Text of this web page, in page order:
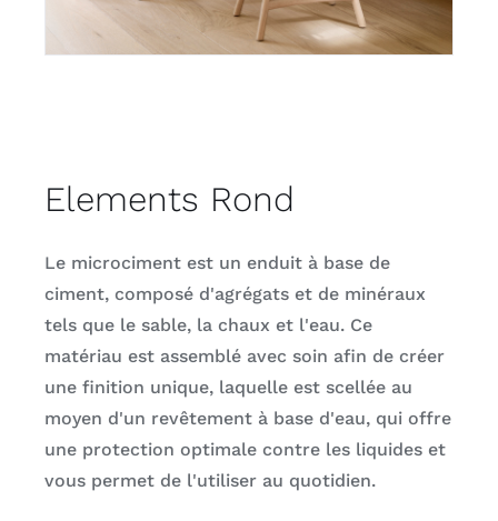
Elements Rond
Le microciment est un enduit à base de
ciment, composé d'agrégats et de minéraux
tels que le sable, la chaux et l'eau. Ce
matériau est assemblé avec soin afin de créer
une finition unique, laquelle est scellée au
moyen d'un revêtement à base d'eau, qui offre
une protection optimale contre les liquides et
vous permet de l'utiliser au quotidien.